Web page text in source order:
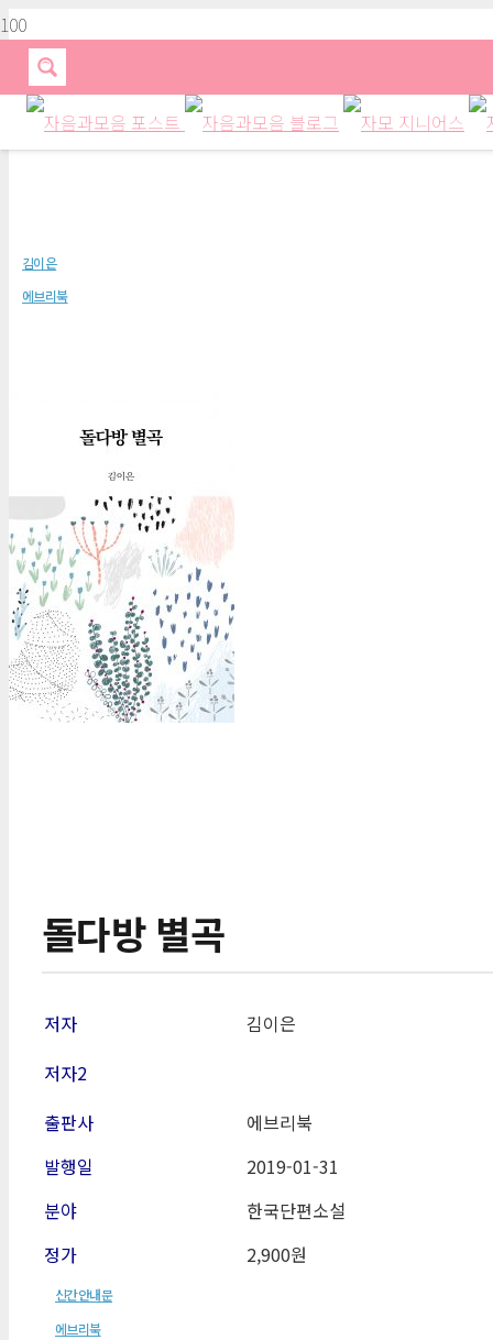
김이은
에브리북
돌다방 별곡
저자
김이은
저자2
출판사
에브리북
발행일
2019-01-31
분야
한국단편소설
정가
2,900원
신간안내문
에브리북